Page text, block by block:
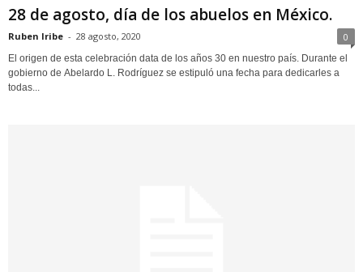
28 de agosto, día de los abuelos en México.
Ruben Iribe - 28 agosto, 2020 0
El origen de esta celebración data de los años 30 en nuestro país. Durante el
gobierno de Abelardo L. Rodríguez se estipuló una fecha para dedicarles a
todas...